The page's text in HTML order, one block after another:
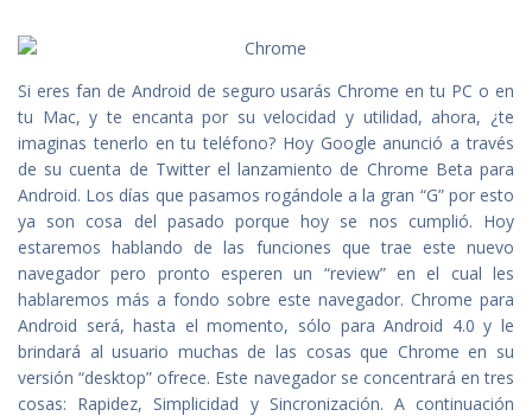
Si eres fan de Android de seguro usarás Chrome en tu PC o en
tu Mac, y te encanta por su velocidad y utilidad, ahora, ¿te
imaginas tenerlo en tu teléfono? Hoy Google anunció a través
de su cuenta de Twitter el lanzamiento de Chrome Beta para
Android. Los días que pasamos rogándole a la gran “G” por esto
ya son cosa del pasado porque hoy se nos cumplió. Hoy
estaremos hablando de las funciones que trae este nuevo
navegador pero pronto esperen un “review” en el cual les
hablaremos más a fondo sobre este navegador. Chrome para
Android será, hasta el momento, sólo para Android 4.0 y le
brindará al usuario muchas de las cosas que Chrome en su
versión “desktop” ofrece. Este navegador se concentrará en tres
cosas: Rapidez, Simplicidad y Sincronización. A continuación